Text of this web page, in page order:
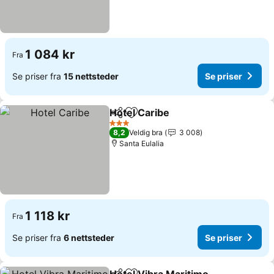
Fra 1 084 kr
Se priser fra 15 nettsteder Se priser
Del Legg til i favoritter
Hotel Caribe
3 Stjerner
8,2 Veldig bra
3 008
Santa Eulalia
Fra 1 118 kr
Se priser fra 6 nettsteder Se priser